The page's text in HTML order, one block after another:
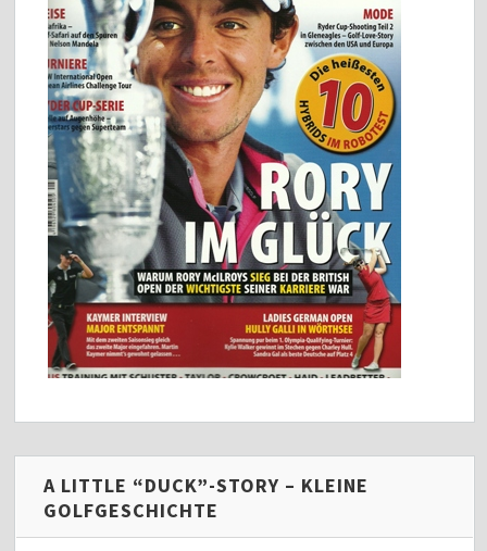
A LITTLE “DUCK”-STORY – KLEINE
GOLFGESCHICHTE